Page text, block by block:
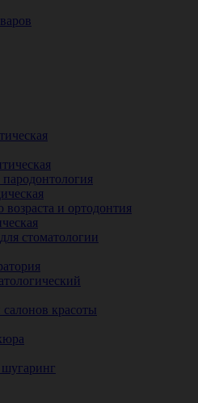
возраста и ортодонтия
стоматологии
красоты